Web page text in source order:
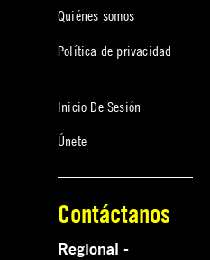
Quiénes somos
Política de privacidad
Inicio De Sesión
Únete
Contáctanos
Regional -